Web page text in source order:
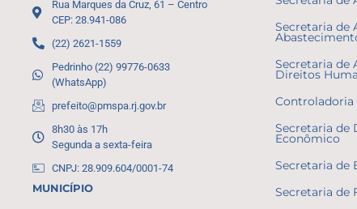
Rua Marques da Cruz, 61 – Centro
CEP: 28.941-086
(22) 2621-1559
Pedrinho (22) 99776-0633
(WhatsApp)
prefeito@pmspa.rj.gov.br
8h30 às 17h
Segunda a sexta-feira
CNPJ: 28.909.604/0001-74
MUNICÍPIO
Secretaria de
Secretaria de
Direitos
Controladoria
Secretaria de
Econômico
Secretaria de
Secretaria de